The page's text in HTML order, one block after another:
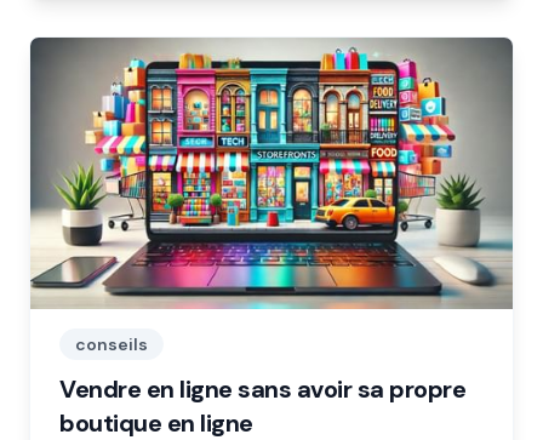
conseils
Vendre en ligne sans avoir sa propre
boutique en ligne